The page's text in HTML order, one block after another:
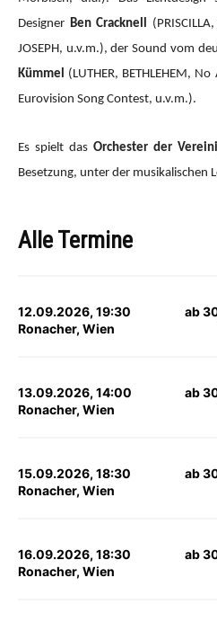
Designer Ben Cracknell
JOSEPH, u.v.m.), der Sound vom
Kümmel (LUTHER, BETHLEHEM,
Eurovision Song Contest, u.v.m.).
Es spielt das Orchester der
Besetzung, unter der musikalischen
Alle Termine
12.09.2026, 19:30
Ronacher, Wien
ab
13.09.2026, 14:00
Ronacher, Wien
ab
15.09.2026, 18:30
Ronacher, Wien
ab
16.09.2026, 18:30
Ronacher, Wien
ab